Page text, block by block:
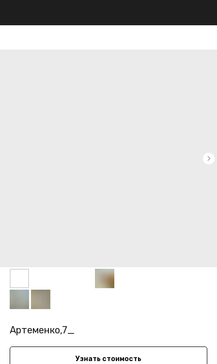
Артеменко,7_
Узнать стоимость